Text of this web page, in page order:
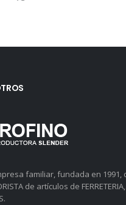
familiar, fundada en 1991,
de artículos de